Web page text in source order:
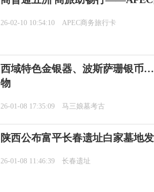
26-02-10 10:54:10 APEC商务旅行卡
西域特色金银器、波斯萨珊银币
物
26-01-08 17:35:09 马三娘墓考古
陕西公布富平长春遗址白家墓地
26-01-08 11:46:39 长春遗址